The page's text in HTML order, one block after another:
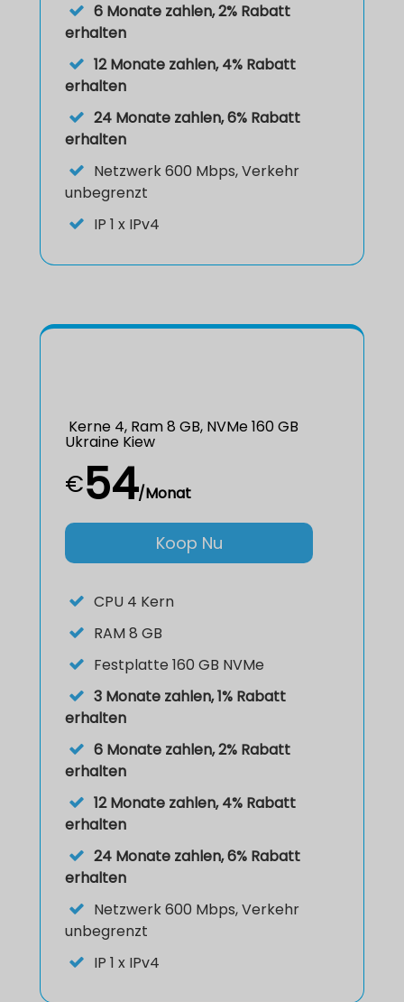
6 Monate zahlen, 2% Rabatt
erhalten
12 Monate zahlen, 4% Rabatt
erhalten
24 Monate zahlen, 6% Rabatt
erhalten
Netzwerk600 Mbps, Verkehr
unbegrenzt
IP 1 x IPv4
Kerne 4, Ram 8 GB, NVMe 160 GB
Ukraine Kiew
€54/Monat
Koop Nu
CPU 4 Kern
RAM 8 GB
Festplatte 160 GB NVMe
3 Monate zahlen, 1% Rabatt
erhalten
6 Monate zahlen, 2% Rabatt
erhalten
12 Monate zahlen, 4% Rabatt
erhalten
24 Monate zahlen, 6% Rabatt
erhalten
Netzwerk600 Mbps, Verkehr
unbegrenzt
IP 1 x IPv4